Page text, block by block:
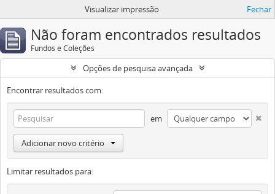
Visualizar impressão Fechar
Não foram encontrados resultados
Fundos e Coleções
Opções de pesquisa avançada
Encontrar resultados com:
em
Adicionar novo critério
Limitar resultados para: